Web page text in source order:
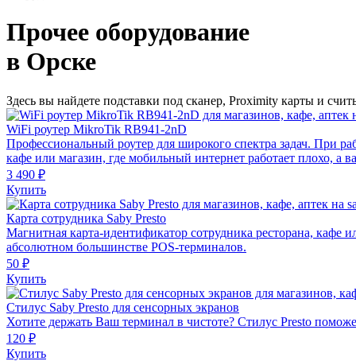
Прочее оборудование
в Орске
Здесь вы найдете подставки под сканер, Proximity карты и
WiFi роутер MikroTik RB941-2nD
Профессиональный роутер для широкого спектра задач. При
кафе или магазин, где мобильный интернет работает плохо, а
3 490 ₽
Купить
Карта сотрудника Saby Presto
Магнитная карта-идентификатор сотрудника ресторана, кафе
абсолютном большинстве POS-терминалов.
50 ₽
Купить
Стилус Saby Presto для сенсорных экранов
Хотите держать Ваш терминал в чистоте? Стилус Presto
120 ₽
Купить